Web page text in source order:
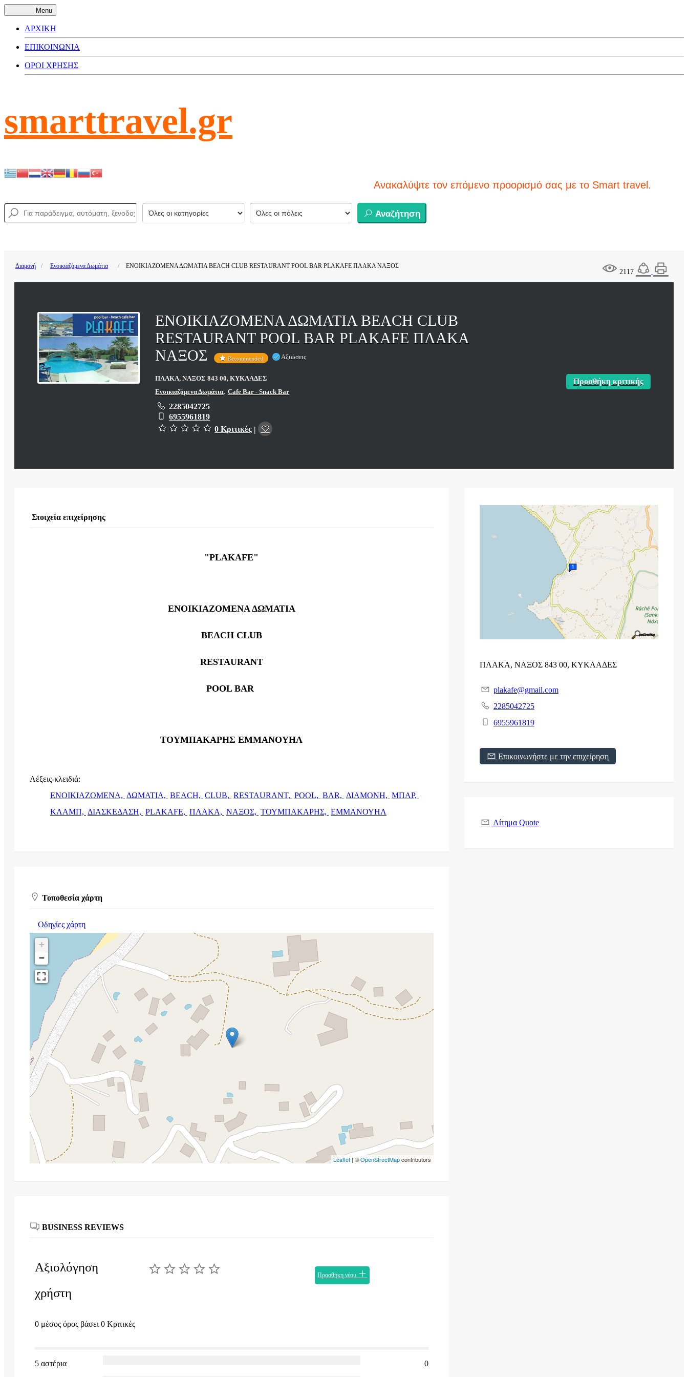
Menu
ΑΡΧΙΚΗ
ΕΠΙΚΟΙΝΩΝΙΑ
ΟΡΟΙ ΧΡΗΣΗΣ
smarttravel.gr
Ανακαλύψτε τον επόμενο προορισμό σας με το Smart travel.
Αναζήτηση
2117
Διαμονή Ενοικιαζόμενα Δωμάτια ΕΝΟΙΚΙΑΖΟΜΕΝΑ ΔΩΜΑΤΙΑ BEACH CLUB RESTAURANT POOL BAR PLAKAFE ΠΛΑΚΑ ΝΑΞΟΣ
ΕΝΟΙΚΙΑΖΟΜΕΝΑ ΔΩΜΑΤΙΑ BEACH CLUB
RESTAURANT POOL BAR PLAKAFE ΠΛΑΚΑ
ΝΑΞΟΣ
Recommended Αξιώσεις
ΠΛΑΚΑ, ΝΑΞΟΣ 843 00, ΚΥΚΛΑΔΕΣ
Ενοικιαζόμενα Δωμάτια,Cafe Bar - Snack Bar
2285042725
6955961819
0 Κριτικές |
Προσθήκη κριτικής
Στοιχεία επιχείρησης
"PLAKAFE"
ΕΝΟΙΚΙΑΖΟΜΕΝΑ ΔΩΜΑΤΙΑ
BEACH CLUB
RESTAURANT
POOL BAR
ΤΟΥΜΠΑΚΑΡΗΣ ΕΜΜΑΝΟΥΗΛ
Λέξεις-κλειδιά:
ΕΝΟΙΚΙΑΖΟΜΕΝΑ, ΔΩΜΑΤΙΑ, BEACH, CLUB, RESTAURANT, POOL, BAR, ΔΙΑΜΟΝΗ, ΜΠΑΡ,
ΚΛΑΜΠ, ΔΙΑΣΚΕΔΑΣΗ, PLAKAFE, ΠΛΑΚΑ, ΝΑΞΟΣ, ΤΟΥΜΠΑΚΑΡΗΣ, ΕΜΜΑΝΟΥΗΛ
Τοποθεσία χάρτη
Οδηγίες χάρτη
+
−
Leaflet| ©OpenStreetMapcontributors
BUSINESS REVIEWS
Αξιολόγηση
χρήστη
0 μέσος όρος βάσει 0 Κριτικές
Προσθήκη νέου
5 αστέρια 0
ΠΛΑΚΑ, ΝΑΞΟΣ 843 00, ΚΥΚΛΑΔΕΣ
plakafe@gmail.com
2285042725
6955961819
Επικοινωνήστε με την επιχείρηση
Αίτημα Quote